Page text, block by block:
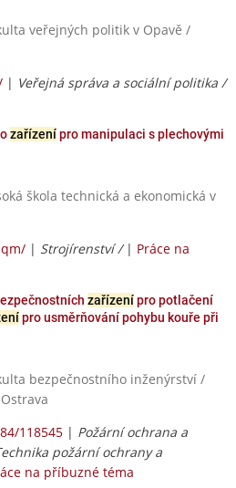
veřejných politik v Opavě /
| Veřejná správa a sociální politika /
zařízenípro manipulaci s plechovými
škola technická a ekonomická v
| Strojírenství / | Práce na
zařízenípro potlačení
pro usměrňování pohybu kouře při
bezpečnostního inženýrství /
118545 | Požární ochrana a
požární ochrany a
na příbuzné téma